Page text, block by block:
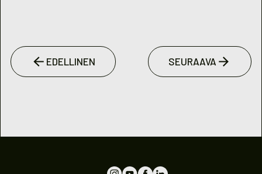
EDELLINEN SEURAAVA